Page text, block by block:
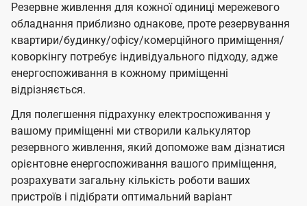
Резервне живлення для кожної одиниці мережевого
обладнання приблизно однакове, проте резервування
квартири/будинку/офісу/комерційного приміщення/
коворкінгу потребує індивідуального підходу, адже
енергоспоживання в кожному приміщенні
відрізняється.
Для полегшення підрахунку електроспоживання у
вашому приміщенні ми створили калькулятор
резервного живлення, який допоможе вам дізнатися
орієнтовне енергоспоживання вашого приміщення,
розрахувати загальну кількість роботи ваших
пристроїв і підібрати оптимальний варіант